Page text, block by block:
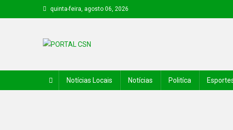
quinta-feira, agosto 06, 2026
Notícias Locais Notícias Politíca